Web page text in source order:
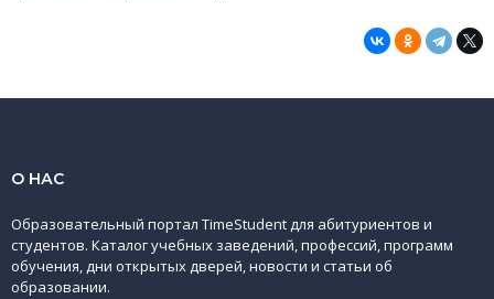
О НАС
Образовательный портал TimeStudent для абитуриентов и
студентов. Каталог учебных заведений, профессий, программ
обучения, дни открытых дверей, новости и статьи об
образовании.